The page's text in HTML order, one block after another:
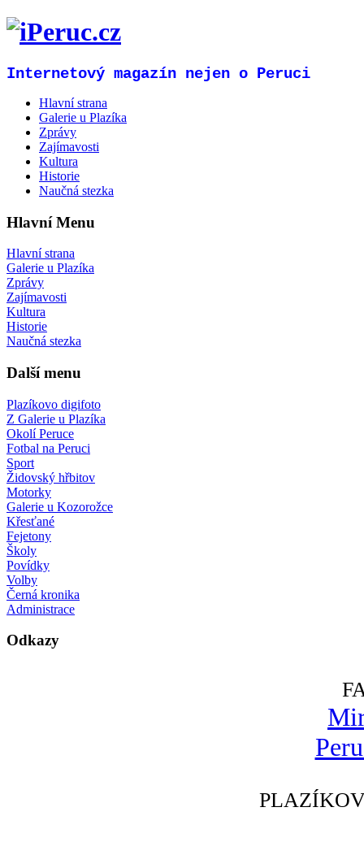
Internetový magazín nejen o Peruci
Hlavní strana
Galerie u Plazíka
Zprávy
Zajímavosti
Kultura
Historie
Naučná stezka
Hlavní Menu
Hlavní strana
Galerie u Plazíka
Zprávy
Zajímavosti
Kultura
Historie
Naučná stezka
Další menu
Plazíkovo digifoto
Z Galerie u Plazíka
Okolí Peruce
Fotbal na Peruci
Sport
Židovský hřbitov
Motorky
Galerie u Kozorožce
Křesťané
Fejetony
Školy
Povídky
Volby
Černá kronika
Administrace
Odkazy